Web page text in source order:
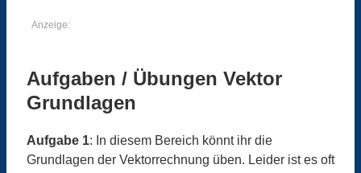
Anzeige:
Aufgaben / Übungen Vektor
Grundlagen
Aufgabe 1: In diesem Bereich könnt ihr die
Grundlagen der Vektorrechnung üben. Leider ist es oft